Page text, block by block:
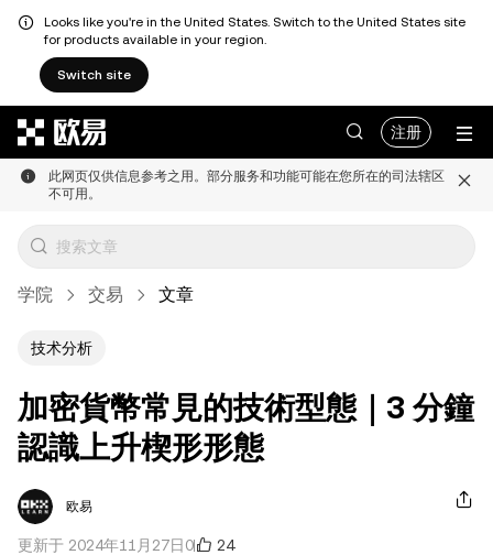
Looks like you're in the United States. Switch to the United States site
for products available in your region.
Switch site
注册
此网页仅供信息参考之用。部分服务和功能可能在您所在的司法辖区
不可用。
学院 交易 文章
技术分析
加密貨幣常見的技術型態｜3 分鐘
認識上升楔形形態
欧易
更新于 2024年11月27日 0 24